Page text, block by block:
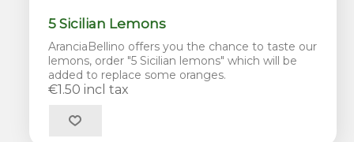
5 Sicilian Lemons
AranciaBellino offers you the chance to taste our
lemons, order "5 Sicilian lemons" which will be
added to replace some oranges.
€1.50 incl tax